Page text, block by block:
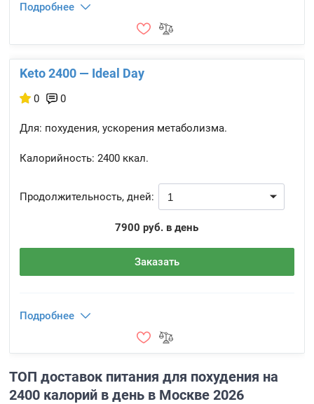
Подробнее
Keto 2400 — Ideal Day
0 0
Для: похудения, ускорения метаболизма.
Калорийность: 2400 ккал.
Продолжительность, дней:
7900 руб. в день
Заказать
Подробнее
ТОП доставок питания для похудения на
2400 калорий в день в Москве 2026